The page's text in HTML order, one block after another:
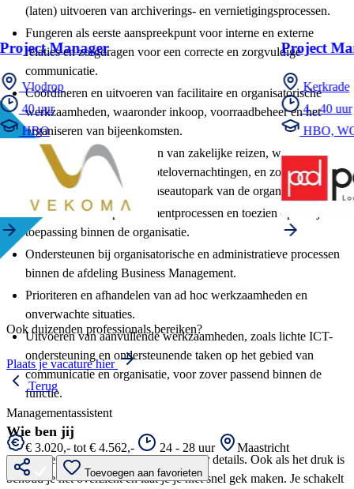
(laten) uitvoeren van archiverings- en vernietigingsprocessen.
Fungeren als eerste aanspreekpunt voor interne en externe
relaties en zorgdragen voor een correcte en zorgvuldige
communicatie.
Coördineren en uitvoeren van facilitaire en organisatorische
werkzaamheden, waaronder inkoop, voorraadbeheer en het
organiseren van bijeenkomsten.
Coördineren en organiseren van zakelijke reizen, waaronder
(buitenlandse) reizen en hotelovernachtingen, en zorgdragen
voor het beheer van het leaseautopark van de organisatie.
Coördineren van procurementprocessen en toezien op een juiste
toepassing binnen de organisatie.
Ondersteunen bij organisatorische en administratieve processen
binnen de afdeling Business Management.
Prioriteren en afhandelen van ad hoc werkzaamheden en
onverwachte situaties.
Uitvoeren van aanvullende werkzaamheden, zoals lichte ICT-
ondersteuning en ondersteunende taken op het gebied van
communicatie en organisatie, voor zover passend binnen de
functie.
Wie ben jij
Je bent een planningstalent met oog voor details. Ook als het druk is
behoud je het overzicht en laat je je niet snel gek maken. Je schakelt
Project Manager
Vlodrop
40 uur
HBO
Project
Kerkrade
4 - 40 uur
HBO,
Ook duizenden professionals bereiken?
Plaats je vacature hier
Terug
Managementassistent
€ 3.020,- tot € 4.562,- 24 - 28 uur Maastricht
Toevoegen aan favorieten